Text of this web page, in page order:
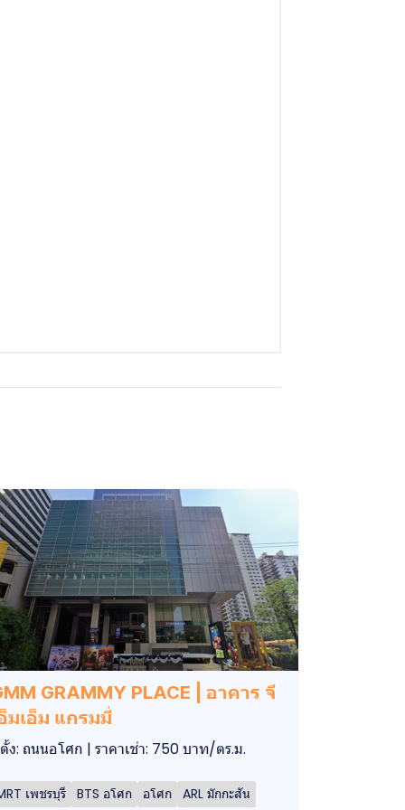
GRAMMY PLACE | อาคาร จี
มเอ็ม แกรมมี่
ง: ถนนอโศก | ราคาเช่า: 750 บาท/ตร.ม.
เพชรบุรี BTS อโศก อโศก ARL มักกะสัน